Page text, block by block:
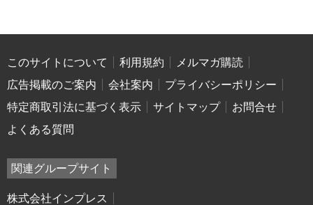
このサイトについて 利用規約
メルマガ購読
広告掲載のご案内
会社案内
プライバシーポリシー
特定商取引法に基づく表示
サイトマップ
お問合せ
よくある質問
関連グループサイト
株式会社インプレス